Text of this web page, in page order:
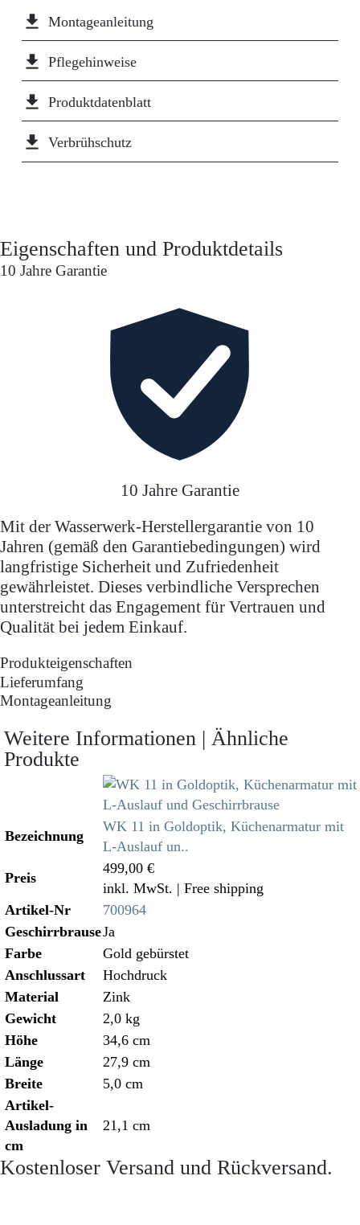
file_download Montageanleitung
file_download Pflegehinweise
file_download Produktdatenblatt
file_download Verbrühschutz
Eigenschaften und Produktdetails
10 Jahre Garantie
10 Jahre Garantie
Mit der Wasserwerk-Herstellergarantie von 10
Jahren (gemäß den Garantiebedingungen) wird
langfristige Sicherheit und Zufriedenheit
gewährleistet. Dieses verbindliche Versprechen
unterstreicht das Engagement für Vertrauen und
Qualität bei jedem Einkauf.
Produkteigenschaften
Lieferumfang
Montageanleitung
Weitere Informationen | Ähnliche
Produkte
Bezeichnung
WK 11 in Goldoptik, Küchenarmatur mit
L-Auslauf un..
Preis
499,00 €
inkl. MwSt. | Free shipping
Artikel-Nr
700964
GeschirrbrauseJa
Farbe
Gold gebürstet
Anschlussart
Hochdruck
Material
Zink
Gewicht
2,0 kg
Höhe
34,6 cm
Länge
27,9 cm
Breite
5,0 cm
Artikel-
Ausladung in
cm
21,1 cm
Kostenloser Versand und Rückversand.